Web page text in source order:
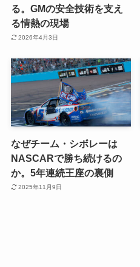
る。GMの安全技術を支え
る情熱の現場
2026年4月3日
なぜチーム・シボレーは
NASCARで勝ち続けるの
か。5年連続王座の裏側
2025年11月9日